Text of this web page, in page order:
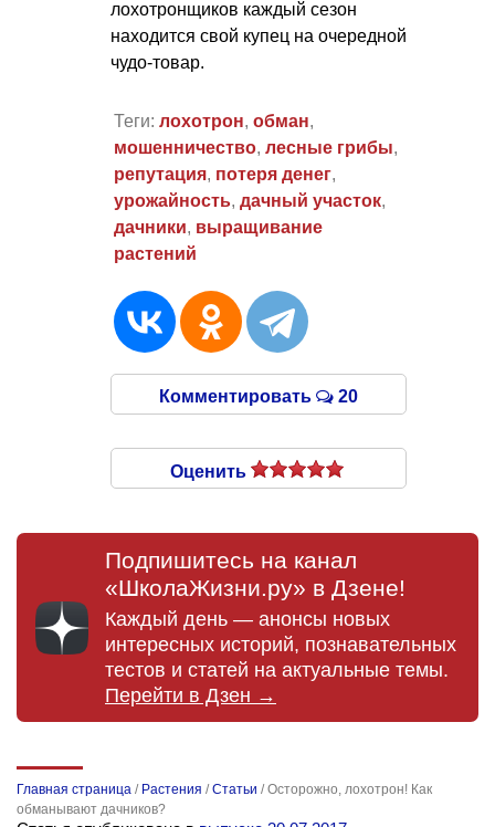
лохотронщиков каждый сезон
находится свой купец на очередной
чудо-товар.
Теги: лохотрон, обман,
мошенничество, лесные грибы,
репутация, потеря денег,
урожайность, дачный участок,
дачники, выращивание
растений
Комментировать 20
Оценить
Подпишитесь на канал
«ШколаЖизни.ру» в Дзене!
Каждый день — анонсы новых
интересных историй, познавательных
тестов и статей на актуальные темы.
Перейти в Дзен →
Главная страница / Растения /Статьи /Осторожно, лохотрон! Как
обманывают дачников?